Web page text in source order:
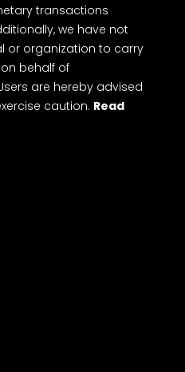
transactions
we have not
or organization to carry
behalf of
are hereby advised
caution. Read